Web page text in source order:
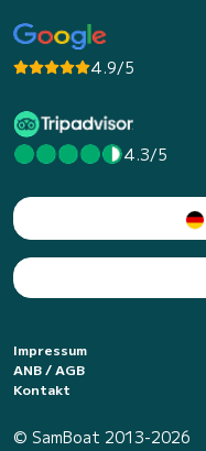
4.9/5
4.3/5
Impressum
ANB / AGB
Kontakt
© SamBoat 2013-2026